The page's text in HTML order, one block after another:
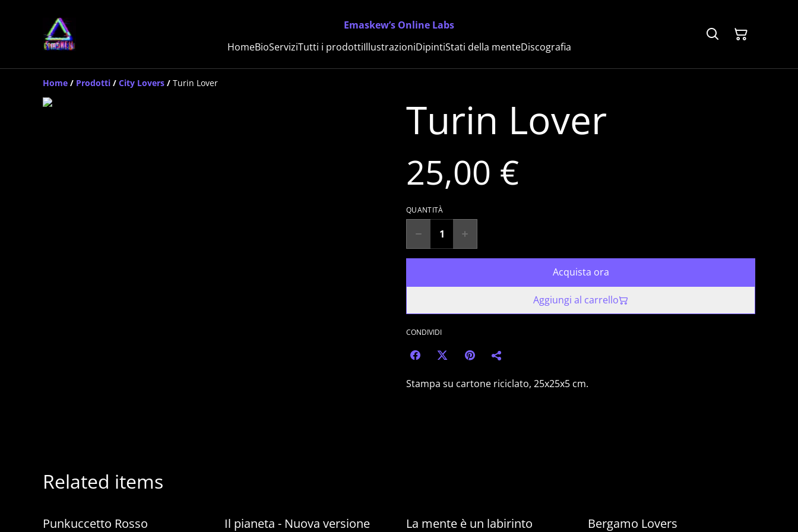
Emaskew’s Online Labs
HomeBioServiziTutti i prodottiIllustrazioniDipintiStati della menteDiscografia
Home / Prodotti / City Lovers / Turin Lover
Turin Lover
25,00 €
QUANTITÀ
Acquista ora
Aggiungi al carrello
CONDIVIDI
Stampa su cartone riciclato, 25x25x5 cm.
Related items
Punkuccetto Rosso Il pianeta - Nuova versione
La mente è un labirinto
Bergamo Lovers